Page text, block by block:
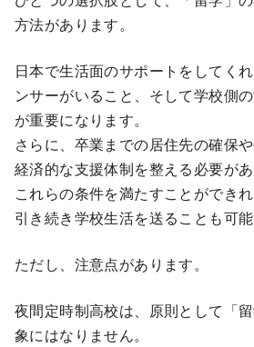
方法があります。
日本で生活面のサポートをしてく
ンサーがいること、そして学校側
が重要になります。
さらに、卒業までの居住先の確保
経済的な支援体制を整える必要があ
これらの条件を満たすことができ
引き続き学校生活を送ることも可能
ただし、注意点があります。
夜間定時制高校は、原則として「
象にはなりません。